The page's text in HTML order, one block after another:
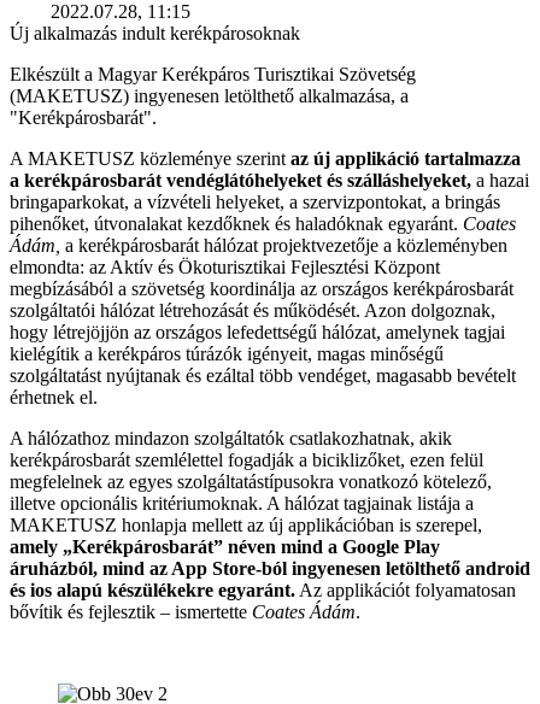
2022.07.28, 11:15
Új alkalmazás indult kerékpárosoknak
Elkészült a Magyar Kerékpáros Turisztikai Szövetség
(MAKETUSZ) ingyenesen letölthető alkalmazása, a
"Kerékpárosbarát".
A MAKETUSZ közleménye szerint az új applikáció tartalmazza
a kerékpárosbarát vendéglátóhelyeket és szálláshelyeket, a hazai
bringaparkokat, a vízvételi helyeket, a szervizpontokat, a bringás
pihenőket, útvonalakat kezdőknek és haladóknak egyaránt. Coates
Ádám, a kerékpárosbarát hálózat projektvezetője a közleményben
elmondta: az Aktív és Ökoturisztikai Fejlesztési Központ
megbízásából a szövetség koordinálja az országos kerékpárosbarát
szolgáltatói hálózat létrehozását és működését. Azon dolgoznak,
hogy létrejöjjön az országos lefedettségű hálózat, amelynek tagjai
kielégítik a kerékpáros túrázók igényeit, magas minőségű
szolgáltatást nyújtanak és ezáltal több vendéget, magasabb bevételt
érhetnek el.
A hálózathoz mindazon szolgáltatók csatlakozhatnak, akik
kerékpárosbarát szemlélettel fogadják a biciklizőket, ezen felül
megfelelnek az egyes szolgáltatástípusokra vonatkozó kötelező,
illetve opcionális kritériumoknak. A hálózat tagjainak listája a
MAKETUSZ honlapja mellett az új applikációban is szerepel,
amely „Kerékpárosbarát” néven mind a Google Play
áruházból, mind az App Store-ból ingyenesen letölthető android
és ios alapú készülékekre egyaránt. Az applikációt folyamatosan
bővítik és fejlesztik – ismertette Coates Ádám.